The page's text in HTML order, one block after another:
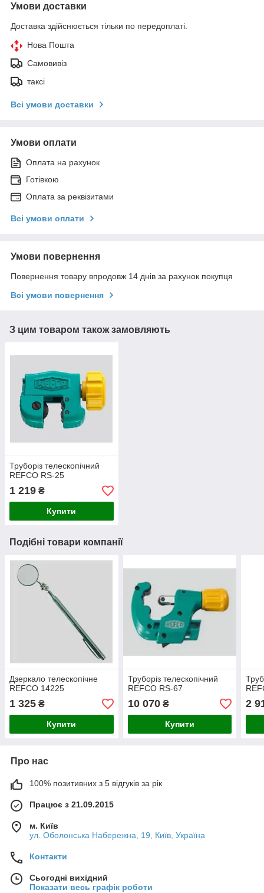
Умови доставки
Доставка здійснюється тільки по передоплаті.
Нова Пошта
Самовивіз
таксі
Всі умови доставки
Умови оплати
Оплата на рахунок
Готівкою
Оплата за реквізитами
Всі умови оплати
Умови повернення
Повернення товару впродовж 14 днів за рахунок покупця
Всі умови повернення
З цим товаром також замовляють
Труборіз телескопічний
REFCO RS-25
1 219 ₴
Купити
Подібні товари компанії
Дзеркало телескопічне
REFCO 14225
1 325 ₴
Купити
Труборіз телескопічний
REFCO RS-67
10 070₴
Купити
2
Про нас
100% позитивних з 5 відгуків за рік
Працює з 21.09.2015
м. Київ
ул. Оболонська Набережна, 19, Київ, Україна
Контакти
Сьогодні вихідний
Показати весь графік роботи